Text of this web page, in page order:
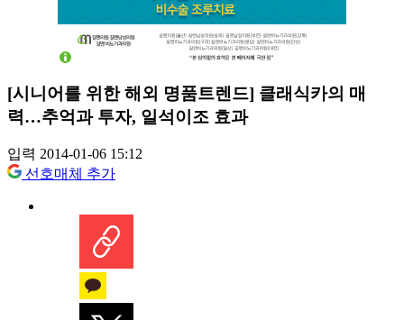
[시니어를 위한 해외 명품트렌드] 클래식카의 매
력…추억과 투자, 일석이조 효과
입력 2014-01-06 15:12
선호매체 추가